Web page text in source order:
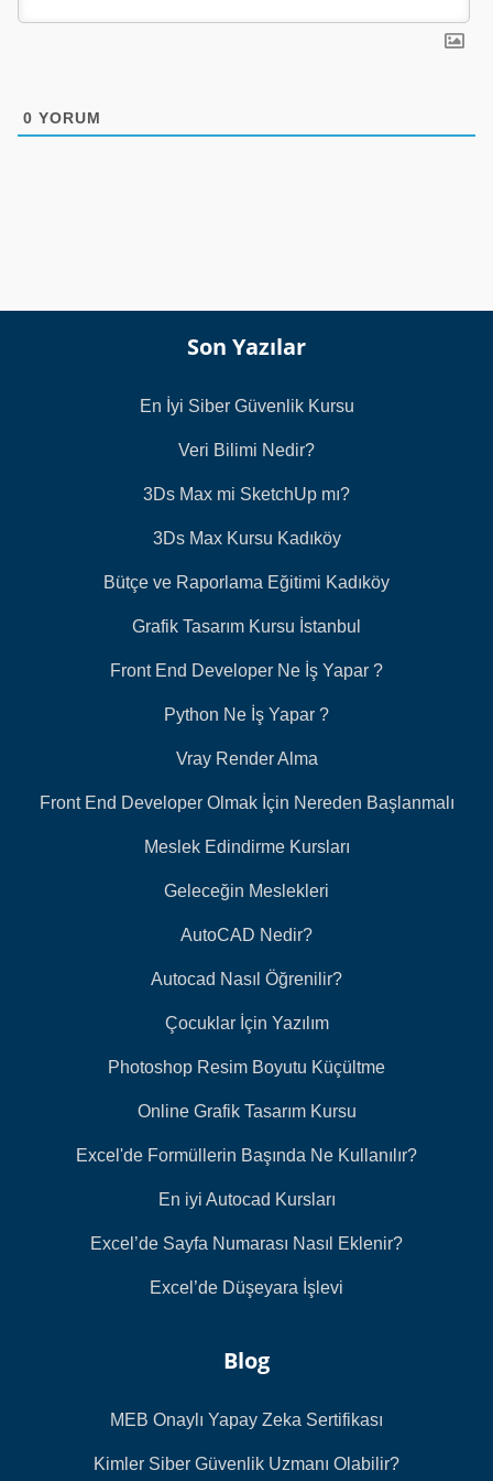
0 YORUM
Son Yazılar
En İyi Siber Güvenlik Kursu
Veri Bilimi Nedir?
3Ds Max mi SketchUp mı?
3Ds Max Kursu Kadıköy
Bütçe ve Raporlama Eğitimi Kadıköy
Grafik Tasarım Kursu İstanbul
Front End Developer Ne İş Yapar ?
Python Ne İş Yapar ?
Vray Render Alma
Front End Developer Olmak İçin Nereden Başlanmalı
Meslek Edindirme Kursları
Geleceğin Meslekleri
AutoCAD Nedir?
Autocad Nasıl Öğrenilir?
Çocuklar İçin Yazılım
Photoshop Resim Boyutu Küçültme
Online Grafik Tasarım Kursu
Excel'de Formüllerin Başında Ne Kullanılır?
En iyi Autocad Kursları
Excel’de Sayfa Numarası Nasıl Eklenir?
Excel’de Düşeyara İşlevi
Blog
MEB Onaylı Yapay Zeka Sertifikası
Kimler Siber Güvenlik Uzmanı Olabilir?